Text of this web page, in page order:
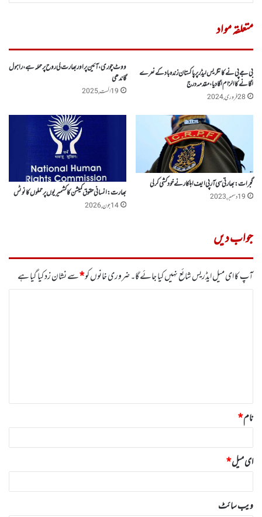
متعلقہ مواد
بی جے پی نے کانگریس لیڈرپر پاکستان زندہ باد کے نعرے
لگانے کا الزام لگادیا،مقدمہ درج
28 فروری, 2024
ووٹ چوری،آئین پراوربھارت کی روح پر حملہ ہے، راہول
گاندھی
19 اگست, 2025
گجرات:بھارتی سی آر پی ایف اہلکار نے خودکشی کر لی
19 دسمبر, 2023 بھارت : انسانی حقوق کمیشن کا کشمیریوں پر حملوں کا نوٹس
14 جون, 2026
جواب دیں
آپ کا ای میل ایڈریس شائع نہیں کیا جائے گا۔ضروری خانوں کو*سے نشان زد کیا گیا ہے
نام*
ای میل*
ویب‌ سائٹ